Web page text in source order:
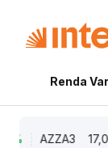
Renda
AZZA3 17,02